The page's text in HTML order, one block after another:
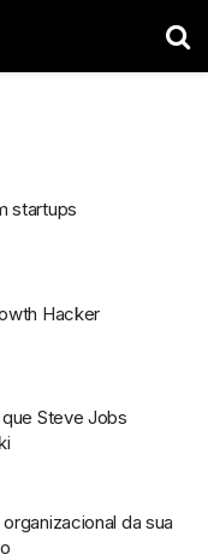
startups
Hacker
Steve Jobs
da sua